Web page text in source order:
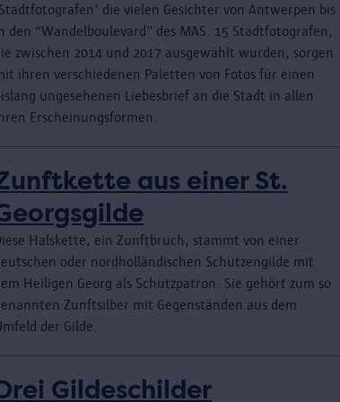
die vielen Gesichter von Antwerpen bis
den “Wandelboulevard” des MAS. 15 Stadtfotografen,
zwischen 2014 und 2017 ausgewählt wurden, sorgen
ihren verschiedenen Paletten von Fotos für einen
ungesehenen Liebesbrief an die Stadt in allen
Erscheinungsformen.
aus einer St.
Halskette, ein Zunftbruch, stammt von einer
oder nordholländischen Schützengilde mit
Heiligen Georg als Schutzpatron. Sie gehört zum so
Zunftsilber mit Gegenständen aus dem
der Gilde.
Gildeschilder